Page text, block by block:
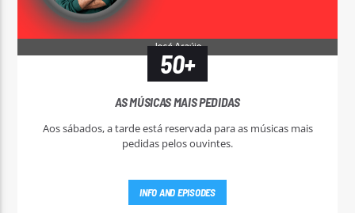
50+
AS MÚSICAS MAIS PEDIDAS
Aos sábados, a tarde está reservada para as músicas mais
pedidas pelos ouvintes.
INFO AND EPISODES